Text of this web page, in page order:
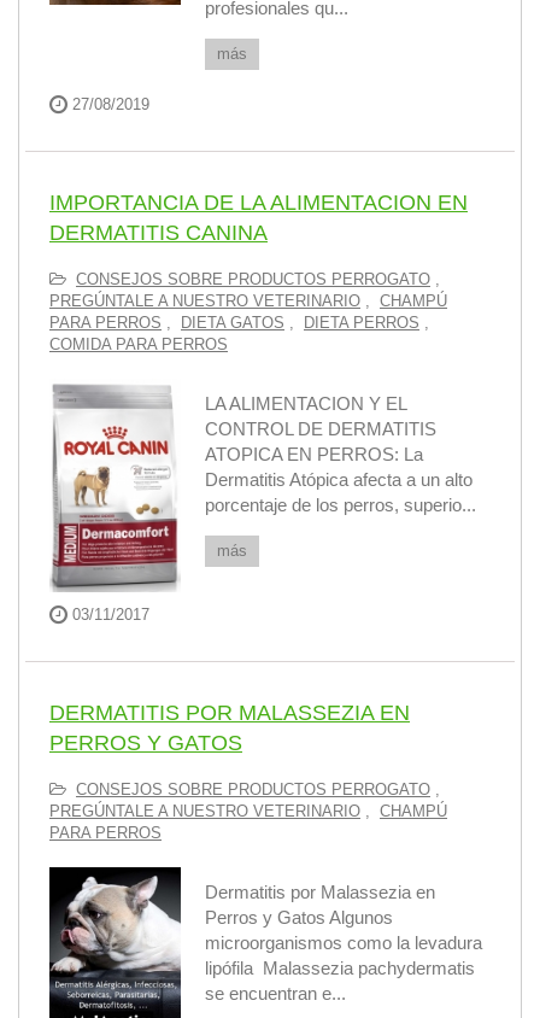
profesionales qu...
más
27/08/2019
IMPORTANCIA DE LA ALIMENTACION EN
DERMATITIS CANINA
CONSEJOS SOBRE PRODUCTOS PERROGATO ,
PREGÚNTALE A NUESTRO VETERINARIO , CHAMPÚ
PARA PERROS , DIETA GATOS , DIETA PERROS ,
COMIDA PARA PERROS
LA ALIMENTACION Y EL
CONTROL DE DERMATITIS
ATOPICA EN PERROS: La
Dermatitis Atópica afecta a un alto
porcentaje de los perros, superio...
más
03/11/2017
DERMATITIS POR MALASSEZIA EN
PERROS Y GATOS
CONSEJOS SOBRE PRODUCTOS PERROGATO
PREGÚNTALE A NUESTRO VETERINARIO
CHAMPÚ
PARA PERROS
Dermatitis por Malassezia en
Perros y Gatos Algunos
microorganismos como la levadura
lipófila Malassezia pachydermatis
se encuentran e...